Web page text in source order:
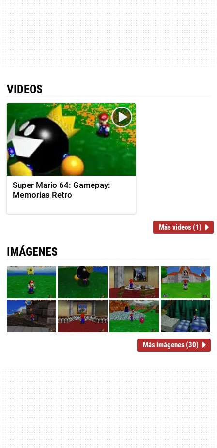
VIDEOS
Super Mario 64: Gamepay:
Memorias Retro
Más videos (1)
IMÁGENES
Más imágenes (30)